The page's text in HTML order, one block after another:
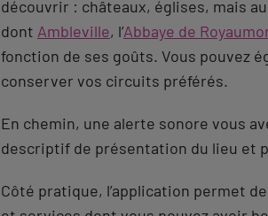
découvrir : châteaux, églises, mais
dont Ambleville, l’Abbaye de
fonction de ses goûts. Vous pouvez
conserver vos circuits préférés.
En chemin, une alerte sonore vous
descriptif de présentation du lieu et
Côté pratique, l’application permet